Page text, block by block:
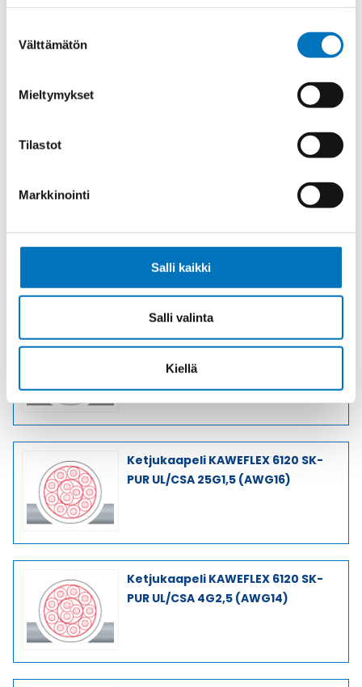
valinta
Välttämätön
Mieltymykset
Tilastot
Markkinointi
Salli kaikki
Salli valinta
Kiellä
PUR UL/CSA 5G1,5 (AWG16)
Ketjukaapeli KAWEFLEX 6120 SK-
PUR UL/CSA 12G1,5 (AWG16)
Ketjukaapeli KAWEFLEX 6120 SK-
PUR UL/CSA 18G1,5 (AWG16)
Ketjukaapeli KAWEFLEX 6120 SK-
PUR UL/CSA 25G1,5 (AWG16)
Ketjukaapeli KAWEFLEX 6120 SK-
PUR UL/CSA 4G2,5 (AWG14)